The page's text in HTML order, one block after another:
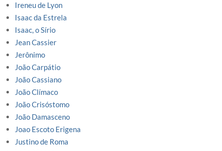
Ireneu de Lyon
Isaac da Estrela
Isaac, o Sírio
Jean Cassier
Jerônimo
João Carpátio
João Cassiano
João Clímaco
João Crisóstomo
João Damasceno
Joao Escoto Erigena
Justino de Roma